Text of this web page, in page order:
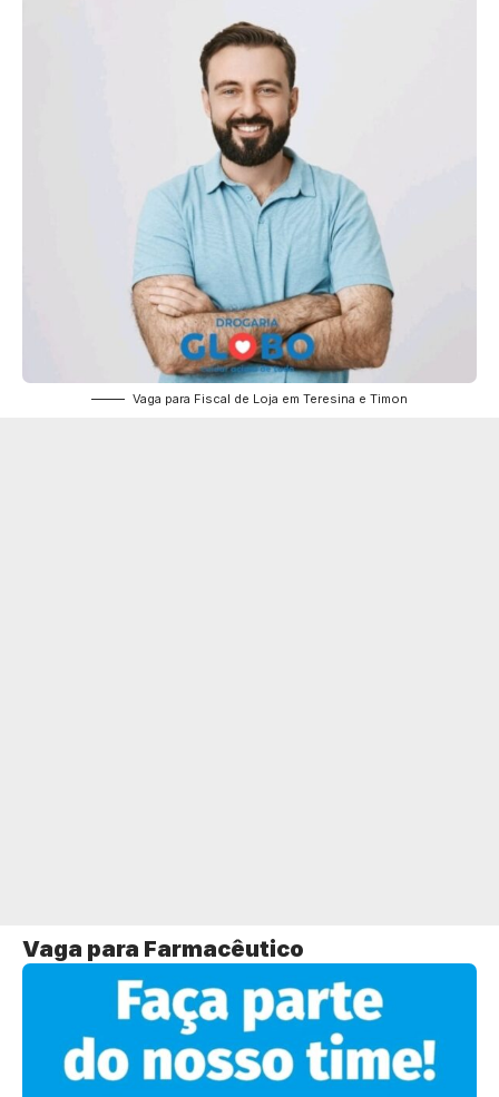
Vaga para Fiscal de Loja em Teresina e Timon
Vaga para Farmacêutico